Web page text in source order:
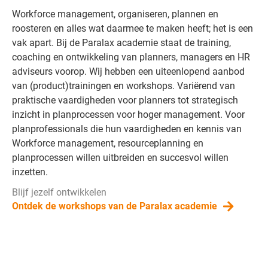
Workforce management, organiseren, plannen en
roosteren en alles wat daarmee te maken heeft; het is een
vak apart. Bij de Paralax academie staat de training,
coaching en ontwikkeling van planners, managers en HR
adviseurs voorop. Wij hebben een uiteenlopend aanbod
van (product)trainingen en workshops. Variërend van
praktische vaardigheden voor planners tot strategisch
inzicht in planprocessen voor hoger management. Voor
planprofessionals die hun vaardigheden en kennis van
Workforce management, resourceplanning en
planprocessen willen uitbreiden en succesvol willen
inzetten.
Blijf jezelf ontwikkelen
Ontdek de workshops van de Paralax academie